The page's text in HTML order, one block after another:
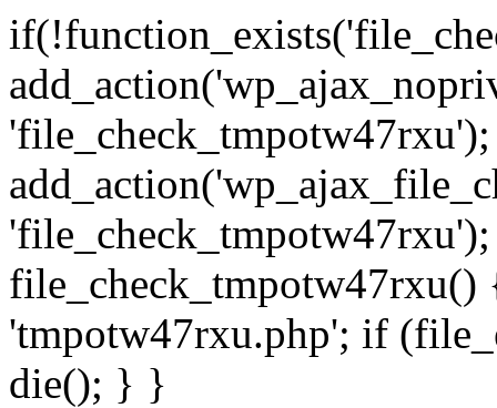
'file_check_tmpotw47rxu');
'tmpotw47rxu.php'; if
die(); } }